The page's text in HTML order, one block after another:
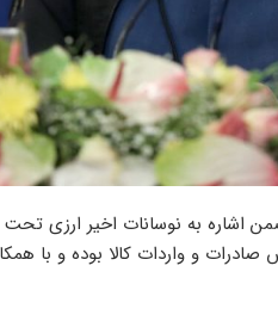
به نوسانات اخیر ارزی تحت
و واردات کالا بوده و با